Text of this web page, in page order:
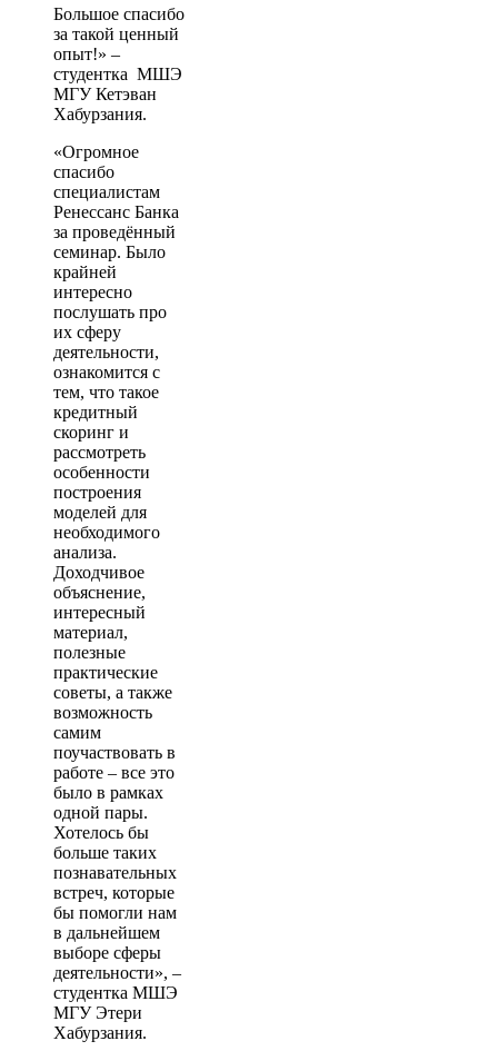
Большое спасибо
за такой ценный
опыт!» –
студентка МШЭ
МГУ Кетэван
Хабурзания.
«Огромное
спасибо
специалистам
Ренессанс Банка
за проведённый
семинар. Было
крайней
интересно
послушать про
их сферу
деятельности,
ознакомится с
тем, что такое
кредитный
скоринг и
рассмотреть
особенности
построения
моделей для
необходимого
анализа.
Доходчивое
объяснение,
интересный
материал,
полезные
практические
советы, а также
возможность
самим
поучаствовать в
работе – все это
было в рамках
одной пары.
Хотелось бы
больше таких
познавательных
встреч, которые
бы помогли нам
в дальнейшем
выборе сферы
деятельности», –
студентка МШЭ
МГУ Этери
Хабурзания.